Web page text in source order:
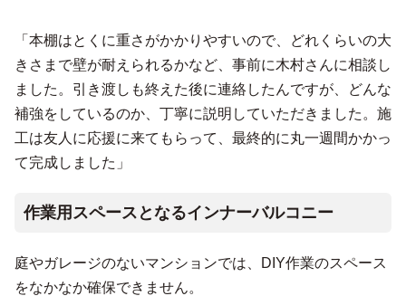
「本棚はとくに重さがかかりやすいので、どれくらいの大
きさまで壁が耐えられるかなど、事前に木村さんに相談し
ました。引き渡しも終えた後に連絡したんですが、どんな
補強をしているのか、丁寧に説明していただきました。施
工は友人に応援に来てもらって、最終的に丸一週間かかっ
て完成しました」
作業用スペースとなるインナーバルコニー
庭やガレージのないマンションでは、DIY作業のスペース
をなかなか確保できません。